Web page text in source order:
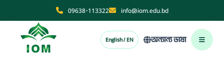
09638-113322 info@iom.edu.bd
English / EN অন্যান্য ভাষা